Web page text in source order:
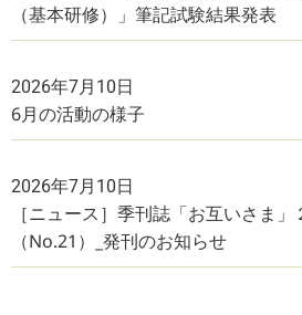
（基本研修）」筆記試験結果発表
2026年7月10日
6月の活動の様子
2026年7月10日
［ニュース］季刊誌「お互いさま
（No.21）_発刊のお知らせ